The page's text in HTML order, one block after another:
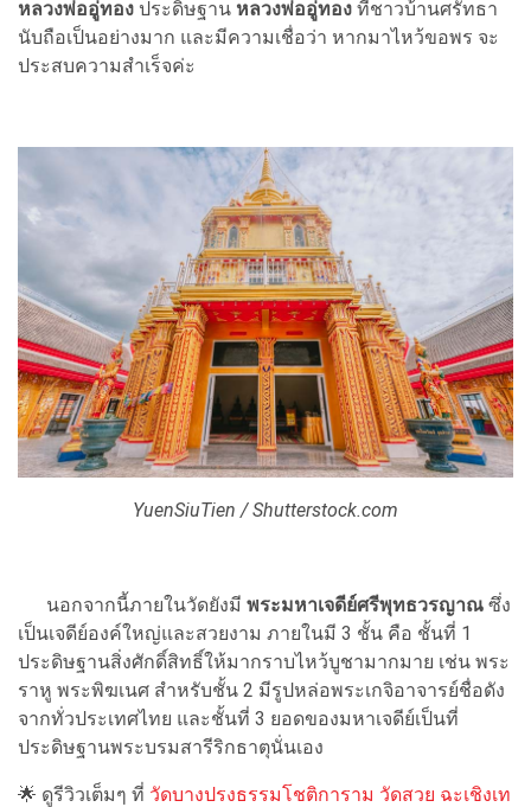
หลวงพ่ออู่ทอง ประดิษฐาน หลวงพ่ออู่ทอง ที่ชาวบ้านศรัทธา
นับถือเป็นอย่างมาก และมีความเชื่อว่า หากมาไหว้ขอพร จะ
ประสบความสำเร็จค่ะ
YuenSiuTien / Shutterstock.com
นอกจากนี้ภายในวัดยังมี พระมหาเจดีย์ศรีพุทธวรญาณ ซึ่ง
เป็นเจดีย์องค์ใหญ่และสวยงาม ภายในมี 3 ชั้น คือ ชั้นที่ 1
ประดิษฐานสิ่งศักดิ์สิทธิ์ให้มากราบไหว้บูชามากมาย เช่น พระ
ราหู พระพิฆเนศ สำหรับชั้น 2 มีรูปหล่อพระเกจิอาจารย์ชื่อดัง
จากทั่วประเทศไทย และชั้นที่ 3 ยอดของมหาเจดีย์เป็นที่
ประดิษฐานพระบรมสารีริกธาตุนั่นเอง
🌟 ดูรีวิวเต็มๆ ที่ วัดบางปรงธรรมโชติการาม วัดสวย ฉะเชิงเท